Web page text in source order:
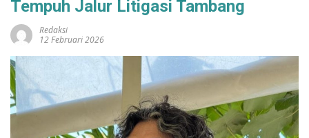
Tempuh Jalur Litigasi Tambang
Redaksi
12 Februari 2026